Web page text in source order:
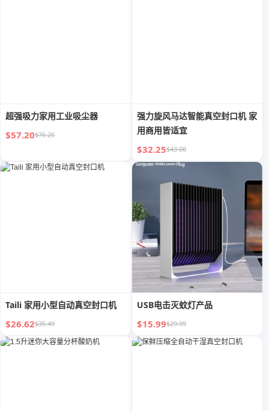
超强吸力家用工业吸尘器
$57.20$76.26
强力旋风马达智能真空封口机 家
用商用皆适宜
$32.25$43.00
Taili 家用小型自动真空封口机
$26.62$35.49
USB电击灭蚊灯产品
$15.99$29.99